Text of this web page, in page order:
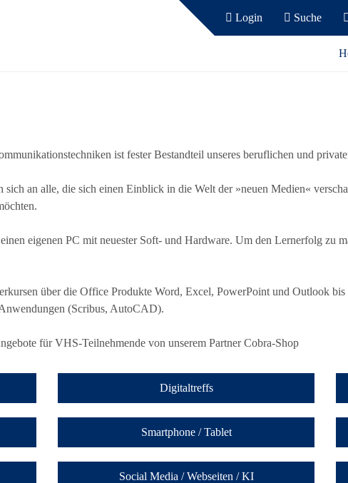
Login Suche
ist fester Bestandteil unseres beruflichen und
sich an alle, die sich einen Einblick in die Welt der »neuen Medien«
eigenen PC mit neuester Soft- und Hardware. Um den Lernerfolg zu
über die Office Produkte Word, Excel, PowerPoint und Outlook
(Scribus, AutoCAD).
für VHS-Teilnehmende von unserem Partner Cobra-Shop
Digitaltreffs
Smartphone / Tablet
Social Media / Webseiten / KI